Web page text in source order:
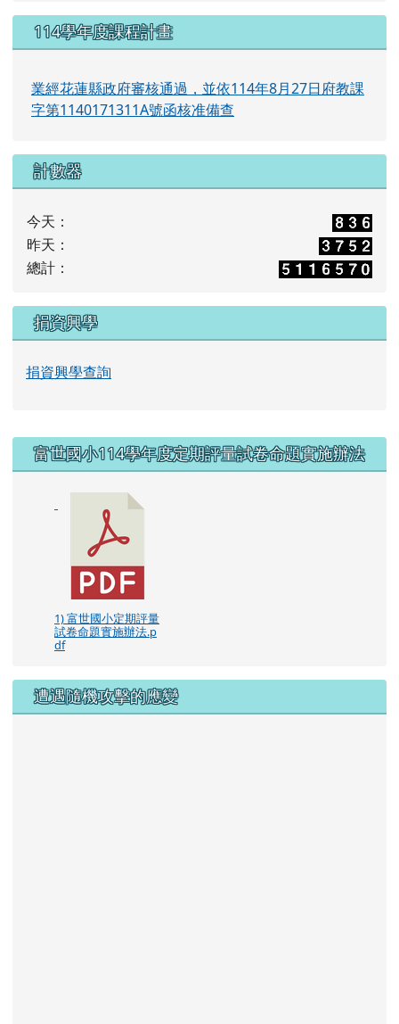
114學年度課程計畫
業經花蓮縣政府審核通過，並依114年8月27日府教課
字第1140171311A號函核准備查
計數器
今天：
昨天：
總計：
捐資興學
捐資興學查詢
右邊區域內容
富世國小114學年度定期評量試卷命題實施辦法
1) 富世國小定期評量
試卷命題實施辦法.p
df
遭遇隨機攻擊的應變